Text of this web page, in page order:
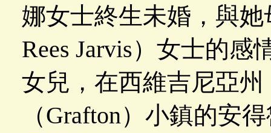
娜女士終生未婚，與
Rees Jarvis）女士的
女兒，在西維吉尼亞州
（Grafton）小鎮的安